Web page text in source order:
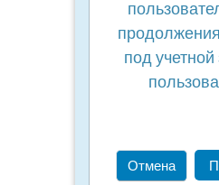
под
Отмена